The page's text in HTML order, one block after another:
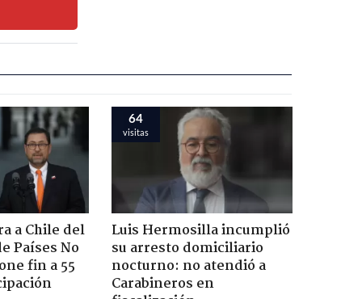
a Chile del
Países No
fin a 55
64
visitas
Luis Hermosilla incumplió
su arresto domiciliario
nocturno: no atendió a
Carabineros en